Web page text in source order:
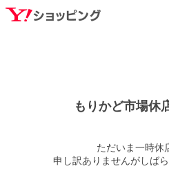
もりかど市場休
ただいま一時休